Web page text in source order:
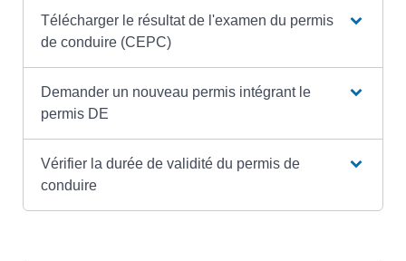
Télécharger le résultat de l'examen du permis
de conduire (CEPC)
Demander un nouveau permis intégrant le
permis DE
Vérifier la durée de validité du permis de
conduire